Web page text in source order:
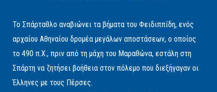
Το Σπάρταθλο αναβιώνει τα βήματα του Φειδιππίδη, ενός
αρχαίου Αθηναίου δρομέα μεγάλων αποστάσεων, ο οποίος
το 490 π.Χ., πριν από τη μάχη του Μαραθώνα, εστάλη στη
Σπάρτη να ζητήσει βοήθεια στον πόλεμο που διεξήγαγαν οι
Έλληνες με τους Πέρσες.